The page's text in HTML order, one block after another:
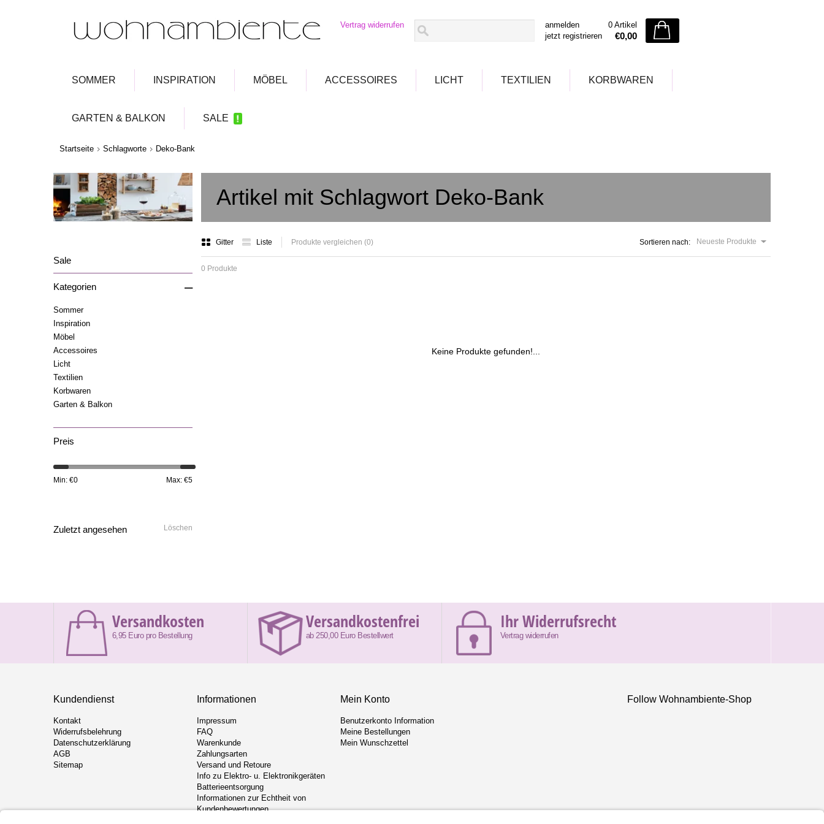
Vertrag widerrufen
anmelden
jetzt registrieren
0 Artikel
€0,00
SOMMER INSPIRATION MÖBEL ACCESSOIRES LICHT TEXTILIEN KORBWAREN
GARTEN & BALKON SALE
Startseite Schlagworte Deko-Bank
Artikel mit Schlagwort Deko-Bank
Gitter Liste Produkte vergleichen (0) Sortieren nach: Neueste Produkte
0 Produkte
Keine Produkte gefunden!...
Sale
Kategorien –
Sommer
Inspiration
Möbel
Accessoires
Licht
Textilien
Korbwaren
Garten & Balkon
Preis
Min: €0 Max: €5
Zuletzt angesehen Löschen
Versandkosten
6,95 Euro pro Bestellung
Versandkostenfrei
ab 250,00 Euro Bestellwert
Ihr Widerrufsrecht
Vertrag widerrufen
Kundendienst
Kontakt
Widerrufsbelehrung
Datenschutzerklärung
AGB
Sitemap
Informationen
Impressum
FAQ
Warenkunde
Zahlungsarten
Versand und Retoure
Info zu Elektro- u. Elektronikgeräten
Batterieentsorgung
Informationen zur Echtheit von
Kundenbewertungen
Mein Konto
Benutzerkonto Information
Meine Bestellungen
Mein Wunschzettel
Follow Wohnambiente-Shop